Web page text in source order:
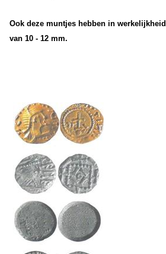
Ook deze muntjes hebben in
van 10 - 12 mm.